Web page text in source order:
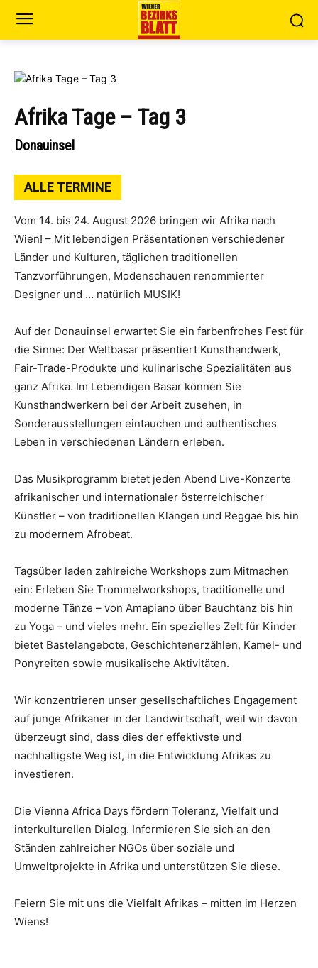
Afrika Tage – Tag 3
Donauinsel
ALLE TERMINE
Vom 14. bis 24. August 2026 bringen wir Afrika nach
Wien! – Mit lebendigen Präsentationen verschiedener
Länder und Kulturen, täglichen traditionellen
Tanzvorführungen, Modenschauen renommierter
Designer und … natürlich MUSIK!
Auf der Donauinsel erwartet Sie ein farbenfrohes Fest für
die Sinne: Der Weltbasar präsentiert Kunsthandwerk,
Fair-Trade-Produkte und kulinarische Spezialitäten aus
ganz Afrika. Im Lebendigen Basar können Sie
Kunsthandwerkern bei der Arbeit zusehen, in
Sonderausstellungen eintauchen und authentisches
Leben in verschiedenen Ländern erleben.
Das Musikprogramm bietet jeden Abend Live-Konzerte
afrikanischer und internationaler österreichischer
Künstler – von traditionellen Klängen und Reggae bis hin
zu modernem Afrobeat.
Tagsüber laden zahlreiche Workshops zum Mitmachen
ein: Erleben Sie Trommelworkshops, traditionelle und
moderne Tänze – von Amapiano über Bauchtanz bis hin
zu Yoga – und vieles mehr. Ein spezielles Zelt für Kinder
bietet Bastelangebote, Geschichtenerzählen, Kamel- und
Ponyreiten sowie musikalische Aktivitäten.
Wir konzentrieren unser gesellschaftliches Engagement
auf junge Afrikaner in der Landwirtschaft, weil wir davon
überzeugt sind, dass dies der effektivste und
nachhaltigste Weg ist, in die Entwicklung Afrikas zu
investieren.
Die Vienna Africa Days fördern Toleranz, Vielfalt und
interkulturellen Dialog. Informieren Sie sich an den
Ständen zahlreicher NGOs über soziale und
Umweltprojekte in Afrika und unterstützen Sie diese.
Feiern Sie mit uns die Vielfalt Afrikas – mitten im Herzen
Wiens!